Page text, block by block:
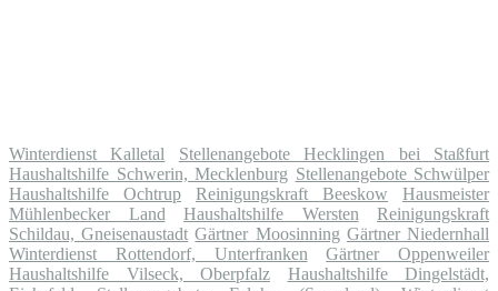
Winterdienst Kalletal
Stellenangebote Hecklingen bei Staßfurt
Haushaltshilfe Schwerin, Mecklenburg Stellenangebote Schwülper
Haushaltshilfe Ochtrup
Reinigungskraft Beeskow
Hausmeister
Mühlenbecker Land
Haushaltshilfe Wersten
Reinigungskraft
Schildau, Gneisenaustadt Gärtner Moosinning Gärtner Niedernhall
Winterdienst Rottendorf, Unterfranken
Gärtner Oppenweiler
Haushaltshilfe Vilseck, Oberpfalz
Haushaltshilfe Dingelstädt,